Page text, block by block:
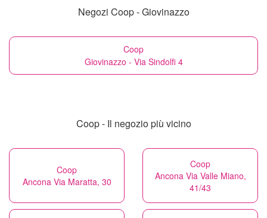
Negozi Coop - Giovinazzo
Coop
Giovinazzo - Via Sindolfi 4
Coop - Il negozio più vicino
Coop
Ancona Via Maratta, 30
Coop
Ancona Via Valle Miano,
41/43